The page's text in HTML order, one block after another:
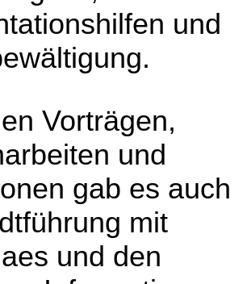
und
Vorträgen,
und
gab es auch
mit
und den